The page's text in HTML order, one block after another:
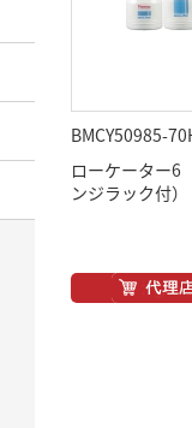
BMCY50985-
ローケーター
ンジラック付）